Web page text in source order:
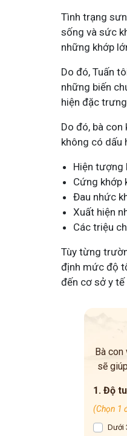
Tình trạng
sống và sức
những khớp
Do đó, Tuấn
những biến
hiện đặc
Do đó, bà
không có dấu
Hiện tượng
Cứng khớp
Đau nhức
Xuất hiện
Các triệu
Tùy từng
định mức độ
đến cơ sở y tế
Bà
sẽ
1. Độ
(Chọn 1
Dưới
Tham gia nhóm